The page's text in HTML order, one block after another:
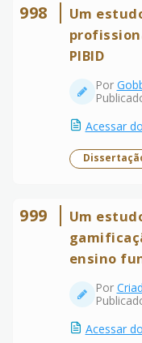
998
Um
PIBID
Por
Acessar
999
Um
ensino
Por
Acessar